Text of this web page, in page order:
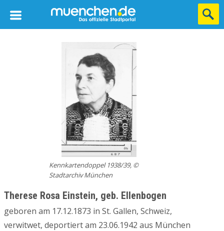
Kennkartendoppel 1938/39, ©
Stadtarchiv München
Therese Rosa Einstein, geb. Ellenbogen
geboren am 17.12.1873 in St. Gallen, Schweiz,
verwitwet, deportiert am 23.06.1942 aus München